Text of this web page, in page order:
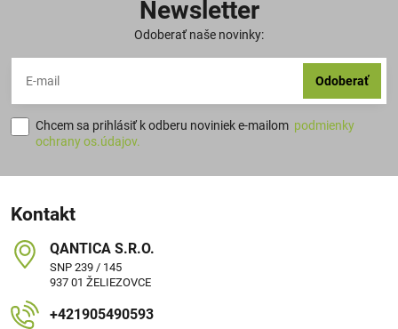
Newsletter
Odoberať naše novinky:
Odoberať
Chcem sa prihlásiť k odberu noviniek e-mailom podmienky
ochrany os.údajov.
Kontakt
QANTICA S​.R​.O​.
SNP 239 / 145
937 01 ŽELIEZOVCE
+421905490593